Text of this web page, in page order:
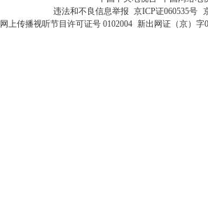
违法和不良信息举报 京ICP证060535号
网上传播视听节目许可证号 0102004 新出网证（京）